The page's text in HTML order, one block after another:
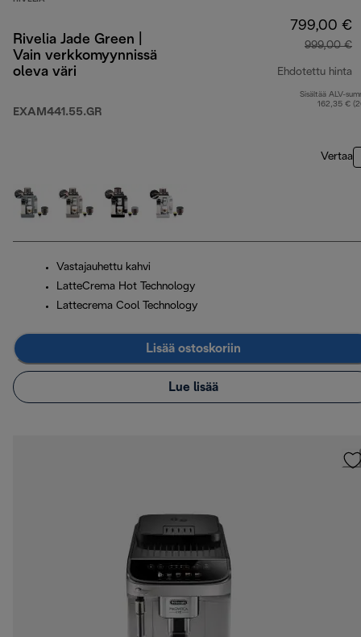
Rivelia Jade Green |
Vain verkkomyynnissä
oleva väri
EXAM441.55.GR
799,00 €
999,00 €
Ehdotettu hinta
Sisältää ALV-
162,35 €
Vertaa
Vastajauhettu kahvi
LatteCrema Hot Technology
Lattecrema Cool Technology
Lisää ostoskoriin
Lue lisää